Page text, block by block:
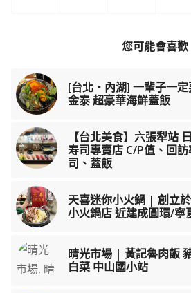
您可能會喜歡
[台北‧內湖] 一輩子一
金泰 超豪華海鮮蓋飯
【台北美食】六張犁站
寿司專賣店 C/P值、回
司、蓋飯
天喜迷你小火鍋 | 創立
小火鍋店 近建成圓環/寧
晴光市場 | 黃記魯肉飯
白菜 中山國小站